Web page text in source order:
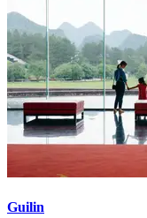
Guilin